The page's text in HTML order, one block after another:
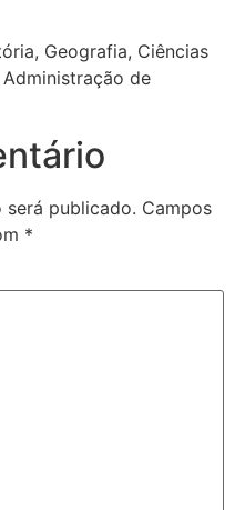
Geografia, Ciências
de
será publicado. Campos
*